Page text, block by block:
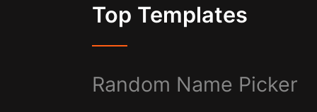
Top Templates
Random Name Picker